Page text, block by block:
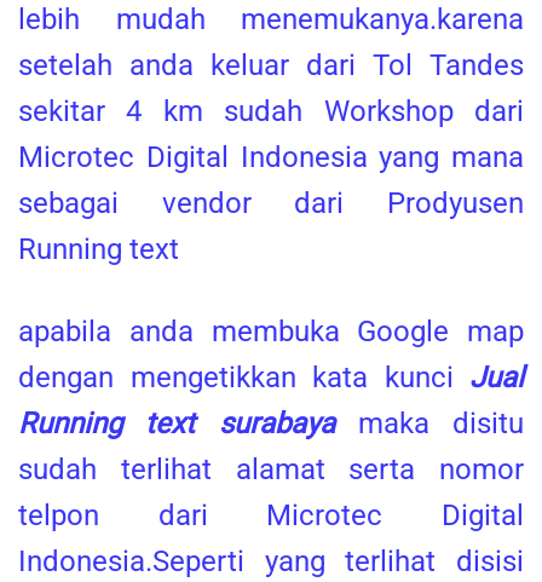
lebih mudah menemukanya.karena
setelah anda keluar dari Tol Tandes
sekitar 4 km sudah Workshop dari
Microtec Digital Indonesia yang mana
sebagai vendor dari Prodyusen
Running text
apabila anda membuka Google map
dengan mengetikkan kata kunci Jual
Running text surabaya maka disitu
sudah terlihat alamat serta nomor
telpon dari Microtec Digital
Indonesia.Seperti yang terlihat disisi